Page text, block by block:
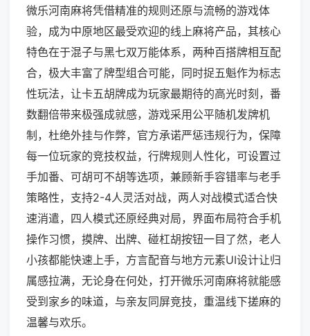
微乐河南麻将凭借精准的规则还原与流畅的游戏体
验，成为中原地区最受欢迎的线上麻将产品，其核心
特色在于混子与黑七双万能体系，两种百搭牌相互配
合，极大丰富了牌型组合可能，同时捉五魁作为标志
性玩法，让卡五胡牌成为玩家最期待的高光时刻，番
数翻倍带来极强成就感，游戏采用公平随机发牌机
制，杜绝外挂与作弊，官方承诺严惩违规行为，保障
每一位玩家的竞技权益，行牌规则人性化，可设置过
手加番、可胡可不胡等选项，兼顾新手容错率与老手
策略性，支持2-4人灵活对战，两人对战模式适合快
速消遣，四人模式还原经典对局，界面布局符合手机
操作习惯，摸牌、出牌、碰杠胡按钮一目了然，老人
小孩都能快速上手，方言配音与地方元素UI设计让归
属感拉满，无论身在何处，打开微乐河南麻将就能感
受到家乡的味道，与亲友同屏竞技，重温线下搓麻的
温馨与欢乐。